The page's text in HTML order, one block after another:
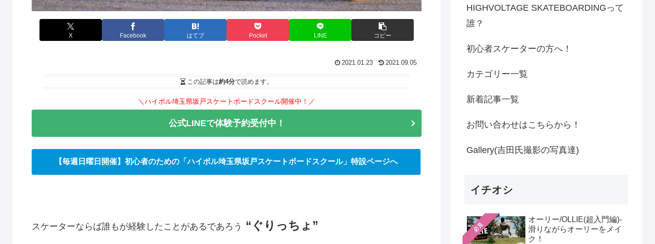
X Facebook はてブ Pocket LINE コピー
2021.01.23 2021.09.05
この記事は約4分で読めます。
＼ハイボル埼玉県坂戸スケートボードスクール開催中！／
公式LINEで体験予約受付中！
【毎週日曜日開催】初心者のための「ハイボル埼玉県坂戸スケートボードスクール」特設ページへ
スケーターならば誰もが経験したことがあるであろう “ぐりっちょ”
HIGHVOLTAGE SKATEBOARDINGって
誰？
初心者スケーターの方へ！
カテゴリー一覧
新着記事一覧
お問い合わせはこちらから！
Gallery(吉田氏撮影の写真達)
イチオシ
必見
オーリー/OLLIE(超入門編)-
滑りながらオーリーをメイ
ク！